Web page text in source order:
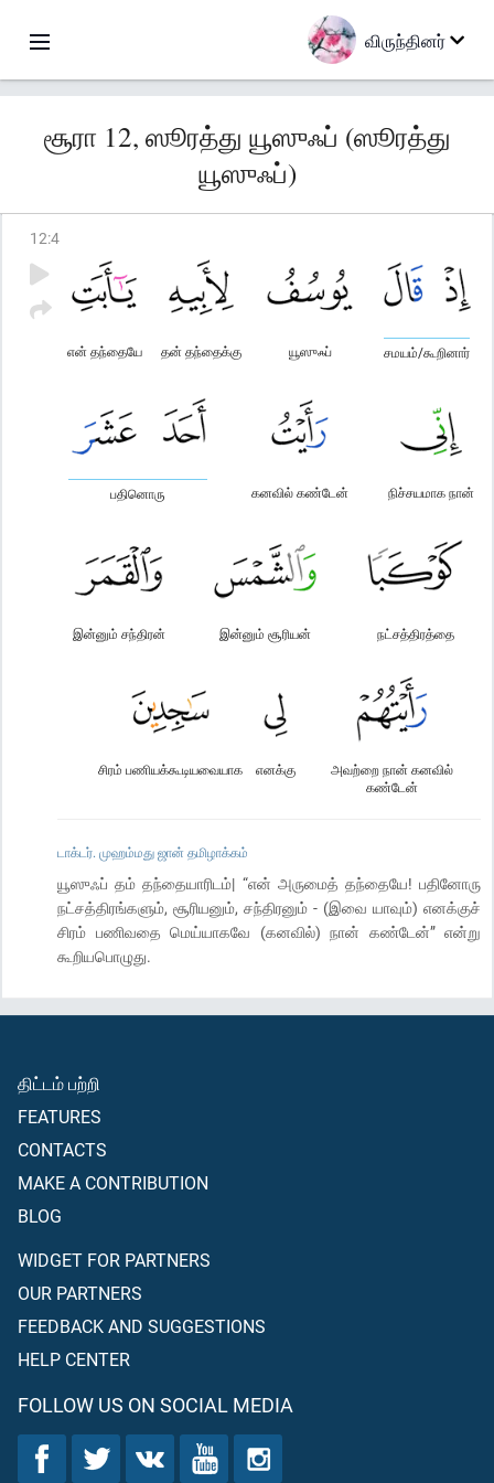
விருந்தினர்
சூரா 12, ஸூரத்து யூஸுஃப் (ஸூரத்து
யூஸுஃப்)
12:4
சமயம்/கூறினார்
யூஸுஃப்
தன் தந்தைக்கு
என் தந்தையே
நிச்சயமாக நான்
கனவில் கண்டேன்
பதினொரு
நட்சத்திரத்தை
இன்னும் சூரியன்
இன்னும் சந்திரன்
அவற்றை நான் கனவில்
கண்டேன்
எனக்கு
சிரம் பணியக்கூடியவையாக
டாக்டர். முஹம்மது ஜான் தமிழாக்கம்
யூஸுஃப் தம் தந்தையாரிடம்| “என் அருமைத் தந்தையே! பதினோரு
நட்சத்திரங்களும், சூரியனும், சந்திரனும் - (இவை யாவும்) எனக்குச்
சிரம் பணிவதை மெய்யாகவே (கனவில்) நான் கண்டேன்” என்று
கூறியபொழுது.
திட்டம் பற்றி
FEATURES
CONTACTS
MAKE A CONTRIBUTION
BLOG
WIDGET FOR PARTNERS
OUR PARTNERS
FEEDBACK AND SUGGESTIONS
HELP CENTER
FOLLOW US ON SOCIAL MEDIA